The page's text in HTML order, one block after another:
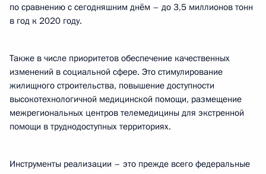
по сравнению с сегодняшним днём – до 3,5 миллионов тонн
в год к 2020 году.
Также в числе приоритетов обеспечение качественных
изменений в социальной сфере. Это стимулирование
жилищного строительства, повышение доступности
высокотехнологичной медицинской помощи, размещение
межрегиональных центров телемедицины для экстренной
помощи в труднодоступных территориях.
Инструменты реализации – это прежде всего федеральные